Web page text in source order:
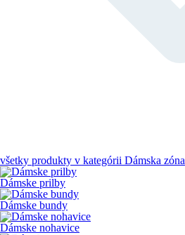
všetky produkty v kategórii Dámska zóna
Dámske prilby
Dámske bundy
Dámske nohavice